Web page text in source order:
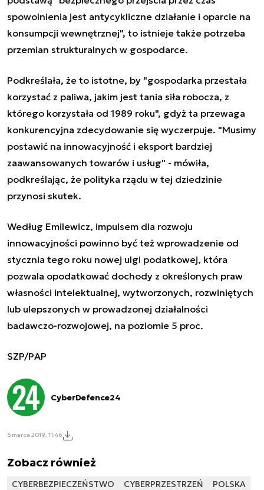
spowolnienia jest antycykliczne działanie i oparcie na
konsumpcji wewnętrznej", to istnieje także potrzeba
przemian strukturalnych w gospodarce.
Podkreślała, że to istotne, by "gospodarka przestała
korzystać z paliwa, jakim jest tania siła robocza, z
którego korzystała od 1989 roku", gdyż ta przewaga
konkurencyjna zdecydowanie się wyczerpuje. "Musimy
postawić na innowacyjność i eksport bardziej
zaawansowanych towarów i usług" - mówiła,
podkreślając, że polityka rządu w tej dziedzinie
przynosi skutek.
Według Emilewicz, impulsem dla rozwoju
innowacyjności powinno być też wprowadzenie od
stycznia tego roku nowej ulgi podatkowej, która
pozwala opodatkować dochody z określonych praw
własności intelektualnej, wytworzonych, rozwiniętych
lub ulepszonych w prowadzonej działalności
badawczo-rozwojowej, na poziomie 5 proc.
SZP/PAP
CyberDefence24
6 marca 2019, 11:46
Zobacz również
CYBERBEZPIECZEŃSTWO CYBERPRZESTRZEŃ
POLSKA